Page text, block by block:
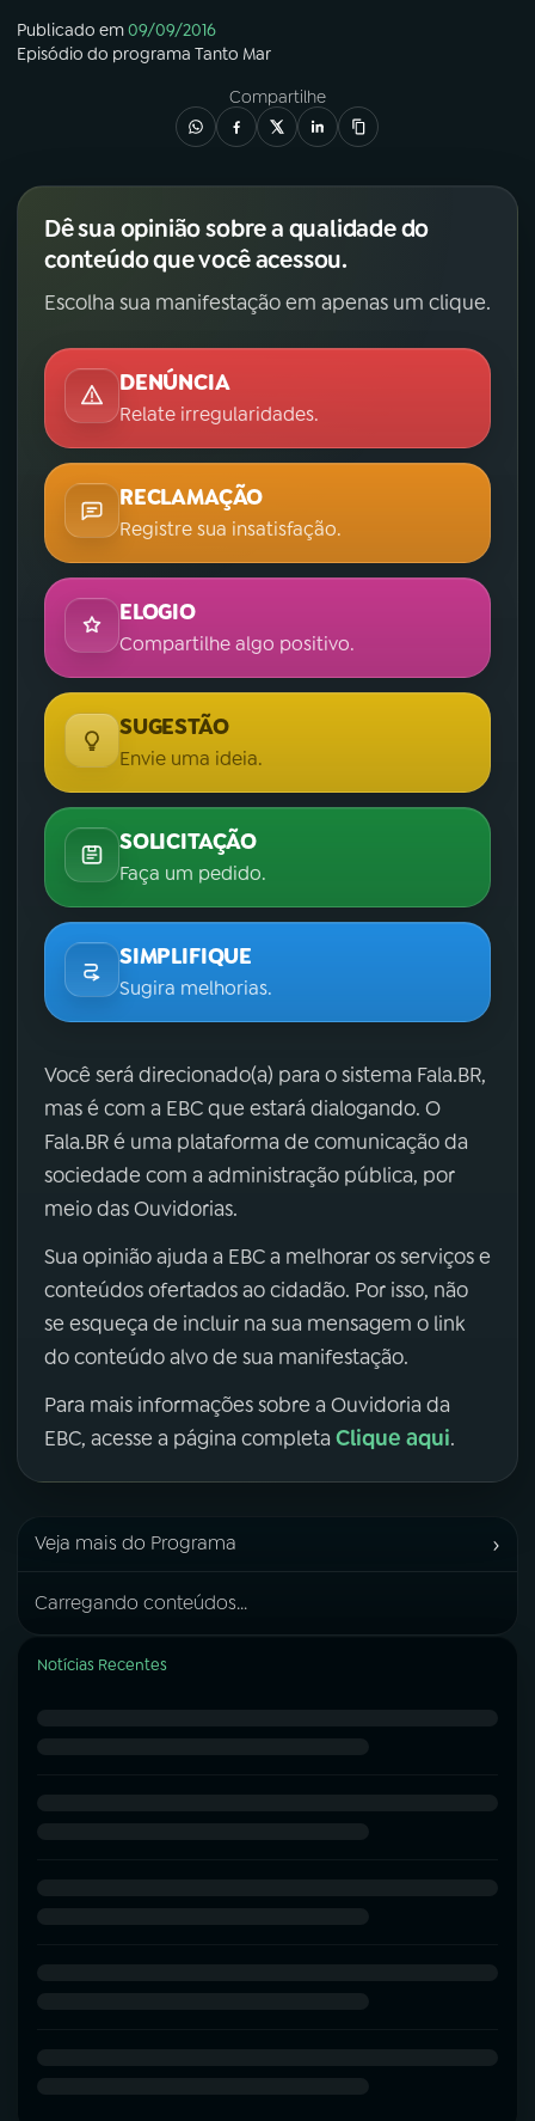
YouTube
Publicado em09/09/2016
Episódio do programa Tanto Mar
Compartilhe
Dê sua opinião sobre a qualidade do
conteúdo que você acessou.
Escolha sua manifestação em apenas um clique.
DENÚNCIA
Relate irregularidades.
RECLAMAÇÃO
Registre sua insatisfação.
ELOGIO
Compartilhe algo positivo.
SUGESTÃO
Envie uma ideia.
SOLICITAÇÃO
Faça um pedido.
SIMPLIFIQUE
Sugira melhorias.
Você será direcionado(a) para o sistema Fala.BR,
mas é com a EBC que estará dialogando. O
Fala.BR é uma plataforma de comunicação da
sociedade com a administração pública, por
meio das Ouvidorias.
Sua opinião ajuda a EBC a melhorar os serviços e
conteúdos ofertados ao cidadão. Por isso, não
se esqueça de incluir na sua mensagem o link
do conteúdo alvo de sua manifestação.
Para mais informações sobre a Ouvidoria da
EBC, acesse a página completa Clique aqui.
Veja mais do Programa ›
Carregando conteúdos...
Notícias Recentes